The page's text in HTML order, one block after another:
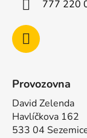
777 220
Provozovna
David Zelenda
Havlíčkova 162
533 04